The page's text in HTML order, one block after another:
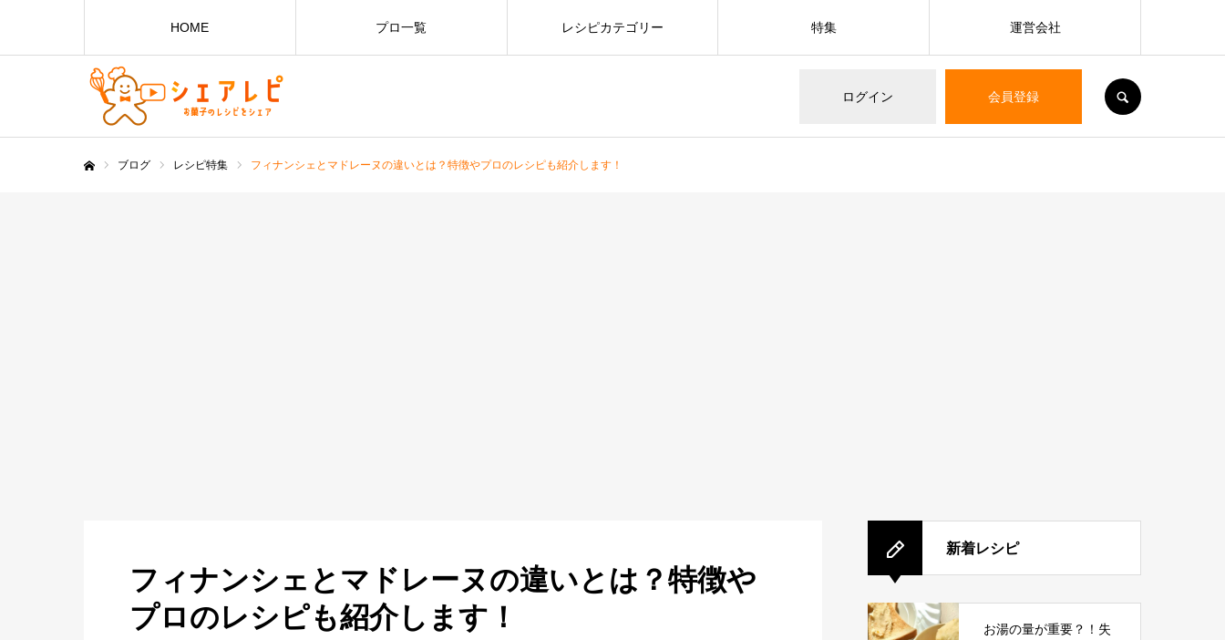
ログイン 会員登録
HOME プロ一覧 レシピカテゴリー 特集 運営会社
ブログ レシピ特集 フィナンシェとマドレーヌの違いとは？特徴やプロのレシピも紹介します！
フィナンシェとマドレーヌの違いとは？特徴や
プロのレシピも紹介します！
新着レシピ
お湯の量が重要？！失